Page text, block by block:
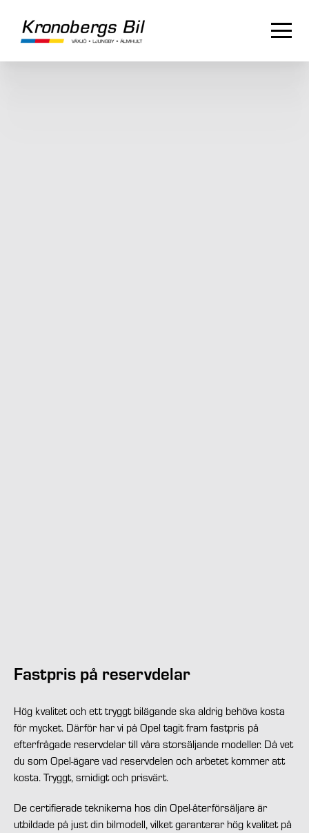
Fastpris på reservdelar
Hög kvalitet och ett tryggt bilägande ska aldrig behöva kosta
för mycket. Därför har vi på Opel tagit fram fastpris på
efterfrågade reservdelar till våra storsäljande modeller. Då vet
du som Opel-ägare vad reservdelen och arbetet kommer att
kosta. Tryggt, smidigt och prisvärt.
De certifierade teknikerna hos din Opel-återförsäljare är
utbildade på just din bilmodell, vilket garanterar hög kvalitet på